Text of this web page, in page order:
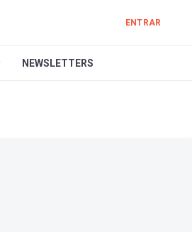
ENTRAR
NEWSLETTERS